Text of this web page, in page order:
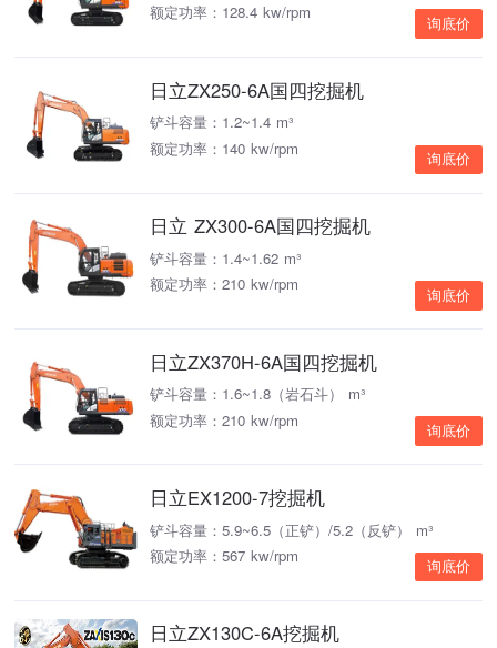
额定功率：128.4 kw/rpm
询底价
日立ZX250-6A国四挖掘机
铲斗容量：1.2~1.4 m³
额定功率：140 kw/rpm
询底价
日立 ZX300-6A国四挖掘机
铲斗容量：1.4~1.62 m³
额定功率：210 kw/rpm
询底价
日立ZX370H-6A国四挖掘机
铲斗容量：1.6~1.8（岩石斗） m³
额定功率：210 kw/rpm
询底价
日立EX1200-7挖掘机
铲斗容量：5.9~6.5（正铲）/5.2（反铲） m³
额定功率：567 kw/rpm
询底价
日立ZX130C-6A挖掘机